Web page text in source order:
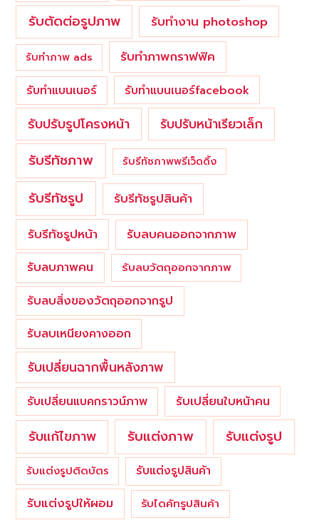
รับตัดต่อรูปภาพ รับทำงาน photoshop
รับทำภาพ ads รับทำภาพกราฟฟิค
รับทำแบนเนอร์ รับทำแบนเนอร์facebook
รับปรับรูปโครงหน้า รับปรับหน้าเรียวเล็ก
รับรีทัชภาพ รับรีทัชภาพพรีเว็ดดิ้ง
รับรีทัชรูป
รับรีทัชรูปสินค้า
รับรีทัชรูปหน้า
รับลบคนออกจากภาพ
รับลบภาพคน
รับลบวัตถุออกจากภาพ
รับลบสิ่งของวัตถุออกจากรูป
รับลบเหนียงคางออก
รับเปลี่ยนฉากพื้นหลังภาพ
รับเปลี่ยนแบคกราวน์ภาพ รับเปลี่ยนใบหน้าคน
รับแก้ไขภาพ รับแต่งภาพ รับแต่งรูป
รับแต่งรูปติดบัตร รับแต่งรูปสินค้า
รับแต่งรูปให้ผอม รับไดคัทรูปสินค้า